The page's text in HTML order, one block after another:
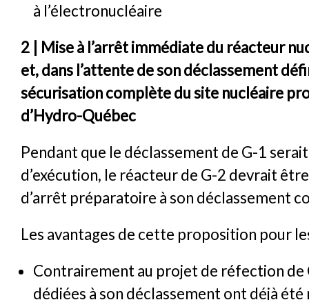
à l’électronucléaire
2 | Mise à l’arrêt immédiate du réacteur
et, dans l’attente de son déclassement
sécurisation complète du site nucléaire
d’Hydro-Québec
Pendant que le déclassement de G-1
d’exécution, le réacteur de G-2 devrait
d’arrêt préparatoire à son déclassement
Les avantages de cette proposition pour
Contrairement au projet de réfection de
dédiées à son déclassement ont déjà été